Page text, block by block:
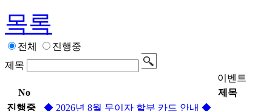
목록
전체
진행중
제목
이벤트
No
제목
진행중
◆ 2026년 8월 무이자 할부 카드 안내 ◆